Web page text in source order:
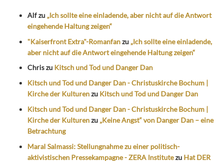
Alfzu „Ich sollte eine einladende, aber nicht auf die Antwort
eingehende Haltung zeigen“
"Kaiserfront Extra"-Romanfanzu „Ich sollte eine einladende,
aber nicht auf die Antwort eingehende Haltung zeigen“
Chriszu Kitsch und Tod und Danger Dan
Kitsch und Tod und Danger Dan - Christuskirche Bochum |
Kirche der Kulturenzu Kitsch und Tod und Danger Dan
Kitsch und Tod und Danger Dan - Christuskirche Bochum |
Kirche der Kulturenzu „Keine Angst“ von Danger Dan – eine
Betrachtung
Maral Salmassi: Stellungnahme zu einer politisch-
aktivistischen Pressekampagne - ZERA Institutezu Hat DER